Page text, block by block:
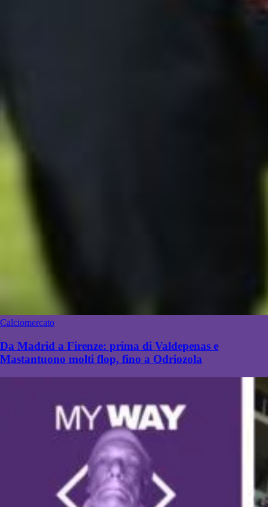
Calciomercato
Da Madrid a Firenze: prima di Valdepenas e
Mastantuono molti flop, fino a Odriozola